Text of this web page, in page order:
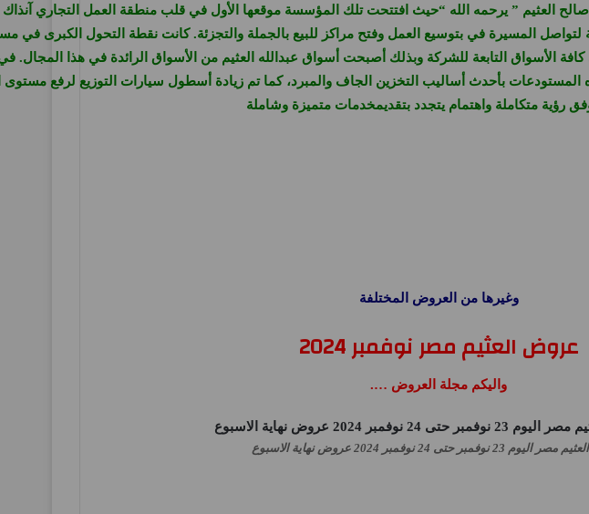
التجارية، التي أسسها في عام 1376هـ (1956م) الشيخ الراحل/ صالح العثيم ” يرحمه الله “حيث افتتحت تلك المؤسسة موقعها الأول في قلب منطقة
بأحدث أساليب التخزين الجاف والمبرد، كما تم زيادة أسطول سيارات التوزيع لرفع مستوى
رؤية متكاملة واهتمام يتجدد بتقديمخدمات متميزة وشاملة
وغيرها من العروض المختلفة
عروض العثيم مصر نوفمبر 2024
واليكم مجلة العروض ….
نوفمبر حتى 24 نوفمبر 2024 عروض نهاية الاسبوع